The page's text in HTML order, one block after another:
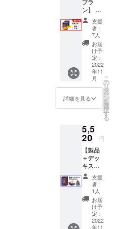
使用す
ること
が可能
です。
「アク
リル製
のぞき
コマ」
両面に
牧師さ
んのイ
が施さ
れたア
クリル
コマに
なりま
す。 ※
通常版
はシン
プルな
デザイ
ンの木
製コマ
です。
ト」 高
品質な
ラバー
製プレ
イマッ
トにな
りま
す。
カード
枠が印
刷され
たマッ
トと
すさが
アップ
しま
す。 サ
イズ：
60x35c
m
をお選
び下さ
い。 ・
悪魔と
ロリー
タTシャ
ツ（１
枚）
【金
額】 プ
ラン
3,000円
+送料
パック
プラ
ス）
【詳
細】 イ
ラト
レー
ター
「シ
ウ」が
書き下
ろした
本ゲー
プラ
ン】 ☆
限定10
個！
1000円
OFF！
！ ★製
品（1
セッ
ト）
【金
額】 プ
ラン
2,200円
+送料
（レ
ター
パック
プラ
ス）
【詳
細】
「製
品」 悪
魔とロ
リータ
の基本
セット
支援
者：
7人
お届
け予
定：
2022
年11
月
詳細を見る
こ
の
リ
タ
ー
ン
を
選
択
す
る
5,5
20 円
【製品
＋デッ
キスタ
ンド＋
アクリ
ルコマ
プラ
ン】 ★
製品（1
セッ
支援
者：
1人
お届
け予
定：
2022
年11